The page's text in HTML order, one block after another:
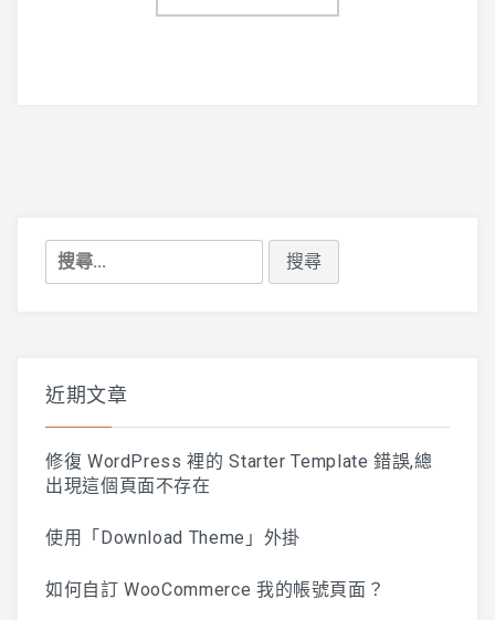
搜
尋
近期文章
修復 WordPress 裡的 Starter Template 錯誤,總
出現這個頁面不存在
使用「Download Theme」外掛
如何自訂 WooCommerce 我的帳號頁面？